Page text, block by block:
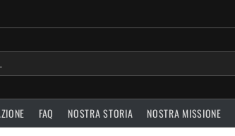
FAQ NOSTRA STORIA NOSTRA MISSIONE